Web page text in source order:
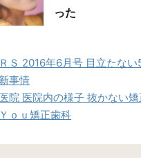
った
Ｓ 2016年6月号 目立たな
事情
院 医院内の様子 抜かない
ｏｕ矯正歯科